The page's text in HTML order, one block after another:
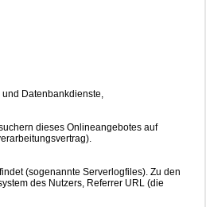
Datenbankdienste,
dieses Onlineangebotes auf
(sogenannte Serverlogfiles). Zu den
des Nutzers, Referrer URL (die